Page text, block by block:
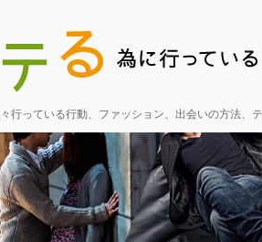
行っている行動、ファッション、出会いの方法、